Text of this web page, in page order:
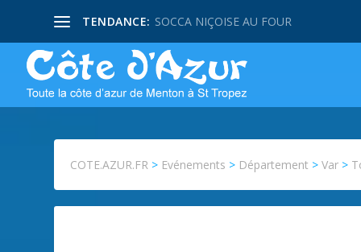
TENDANCE: SOCCA NIÇOISE AU FOUR
COTE.AZUR.FR > Evénements > Département >Var >